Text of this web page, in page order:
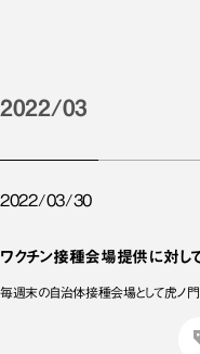
2022/03
2022/03/30
ワクチン接種会場提供に対し
毎週末の自治体接種会場として虎ノ門